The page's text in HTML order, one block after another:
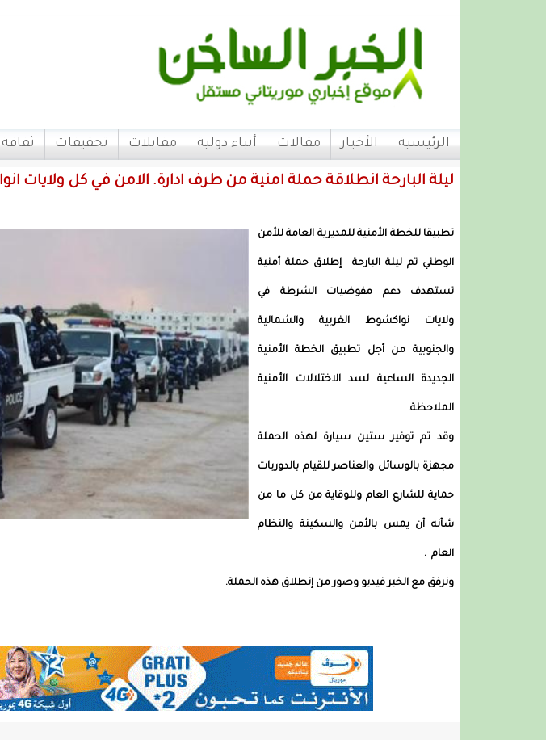
الرئيسية الأخبار مقالات أنباء دولية مقابلات تحقيقات
ليلة البارحة انطلاقة حملة امنية من طرف ادارة. الامن في كل ولايات
تطبيقا للخطة الأمنية للمديرية العامة للأمن
الوطني تم ليلة البارحة إطلاق حملة أمنية
تستهدف دعم مفوضيات الشرطة في
ولايات نواكشوط الغربية والشمالية
والجنوبية من أجل تطبيق الخطة الأمنية
الجديدة الساعية لسد الاختلالات الأمنية
الملاحظة.
وقد تم توفير ستين سيارة لهذه الحملة
مجهزة بالوسائل والعناصر للقيام بالدوريات
حماية للشارع العام وللوقاية من كل ما من
شأنه أن يمس بالأمن والسكينة والنظام
العام .
ونرفق مع الخبر فيديو وصور من إنطلاق هذه الحملة.